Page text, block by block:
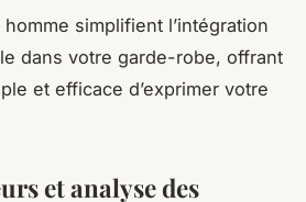
simplifient l’intégration
dans votre garde-robe, offrant
et efficace d’exprimer votre
et analyse des